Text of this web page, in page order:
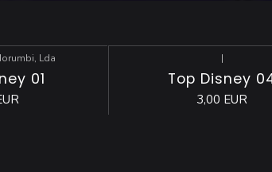
Lda
01
|
Top Disney
3,00 EUR